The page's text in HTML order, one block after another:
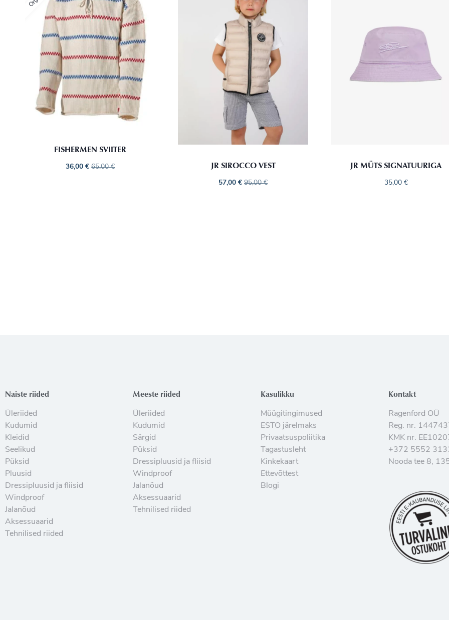
FISHERMEN SVIITER
36,00€ 65,00€ JR SIROCCO VEST
57,00€ 95,00€
JR MÜTS SIGNATUURIGA
35,00 €
Naiste riided
Üleriided
Kudumid
Kleidid
Seelikud
Püksid
Pluusid
Dressipluusid ja fliisid
Windproof
Jalanõud
Aksessuaarid
Tehnilised riided
Meeste riided
Üleriided
Kudumid
Särgid
Püksid
Dressipluusid ja fliisid
Windproof
Jalanõud
Aksessuaarid
Tehnilised riided
Kasulikku
Müügitingimused
ESTO järelmaks
Privaatsuspoliitika
Tagastusleht
Kinkekaart
Ettevõttest
Blogi
Kontakt
Ragenford OÜ
Reg. nr.
KMK nr.
+372 5552
Nooda tee 8,